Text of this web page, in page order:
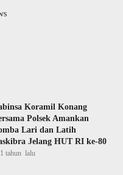
Koramil Konang
Polsek Amankan
Lari dan Latih
Jelang HUT RI ke-80
1 tahun lalu